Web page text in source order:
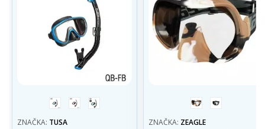
modrárůžovátyrkysová
ZNAČKA: TUSA
coyotegrey
ZNAČKA: ZEAGLE